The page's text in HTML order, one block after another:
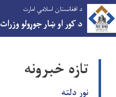
د افغانستان اسلامي امارت
د کور او ښار جوړولو وزرات
تازه خبرونه
نور دلته